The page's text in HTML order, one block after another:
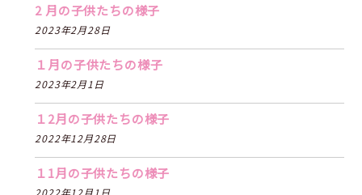
2 月の子供たちの様子
2023年2月28日
１月の子供たちの様子
2023年2月1日
１2月の子供たちの様子
2022年12月28日
１1月の子供たちの様子